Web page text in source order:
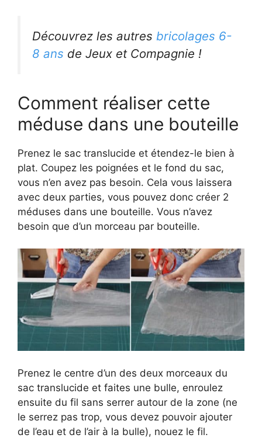
Découvrez les autres bricolages 6-
8 ans de Jeux et Compagnie !
Comment réaliser cette
méduse dans une bouteille
Prenez le sac translucide et étendez-le bien à
plat. Coupez les poignées et le fond du sac,
vous n’en avez pas besoin. Cela vous laissera
avec deux parties, vous pouvez donc créer 2
méduses dans une bouteille. Vous n’avez
besoin que d’un morceau par bouteille.
Prenez le centre d’un des deux morceaux du
sac translucide et faites une bulle, enroulez
ensuite du fil sans serrer autour de la zone (ne
le serrez pas trop, vous devez pouvoir ajouter
de l’eau et de l’air à la bulle), nouez le fil.